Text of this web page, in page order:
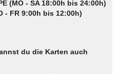
(MO - SA 18:00h bis 24:00h)
- FR 9:00h bis 12:00h)
du die Karten auch